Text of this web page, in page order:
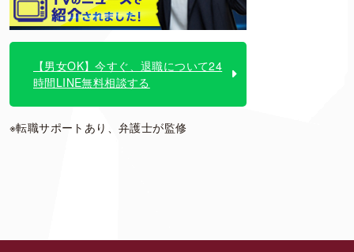
【男女OK】今すぐ、退職について24
時間LINE無料相談する
※転職サポートあり、弁護士が監修